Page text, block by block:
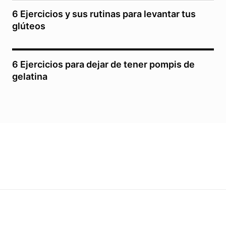
6 Ejercicios y sus rutinas para levantar tus
glúteos
6 Ejercicios para dejar de tener pompis de
gelatina